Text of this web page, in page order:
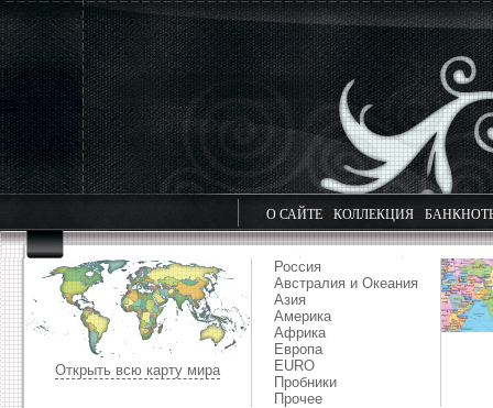
О САЙТЕ КОЛЛЕКЦИЯ
Открыть всю карту мира
Россия
Австралия и Океания
Азия
Америка
Африка
Европа
EURO
Пробники
Прочее